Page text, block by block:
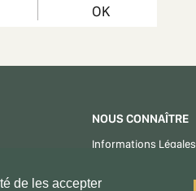
de les accepter
OK
NOUS CONNAÎTRE
Informations Légales